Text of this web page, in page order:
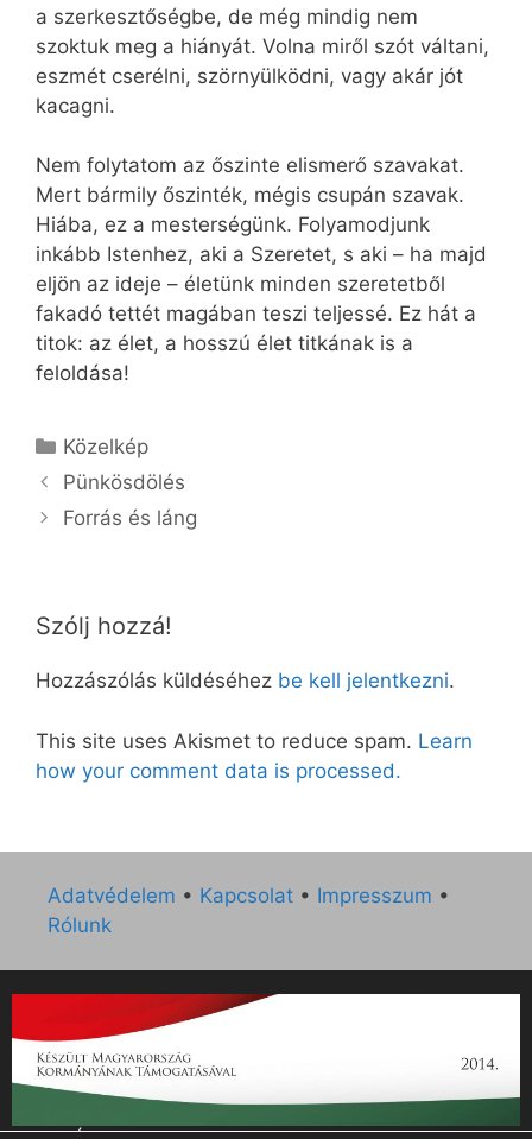
a szerkesztőségbe, de még mindig nem
szoktuk meg a hiányát. Volna miről szót váltani,
eszmét cserélni, szörnyülködni, vagy akár jót
kacagni.
Nem folytatom az őszinte elismerő szavakat.
Mert bármily őszinték, mégis csupán szavak.
Hiába, ez a mesterségünk. Folyamodjunk
inkább Istenhez, aki a Szeretet, s aki – ha majd
eljön az ideje – életünk minden szeretetből
fakadó tettét magában teszi teljessé. Ez hát a
titok: az élet, a hosszú élet titkának is a
feloldása!
Kategória
Közelkép
Pünkösdölés
Forrás és láng
Szólj hozzá!
Hozzászólás küldéséhez be kell jelentkezni.
This site uses Akismet to reduce spam. Learn
how your comment data is processed.
Adatvédelem • Kapcsolat • Impresszum •
Rólunk